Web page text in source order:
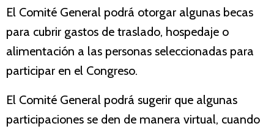
El Comité General podrá otorgar algunas becas
para cubrir gastos de traslado, hospedaje o
alimentación a las personas seleccionadas para
participar en el Congreso.
El Comité General podrá sugerir que algunas
participaciones se den de manera virtual, cuando